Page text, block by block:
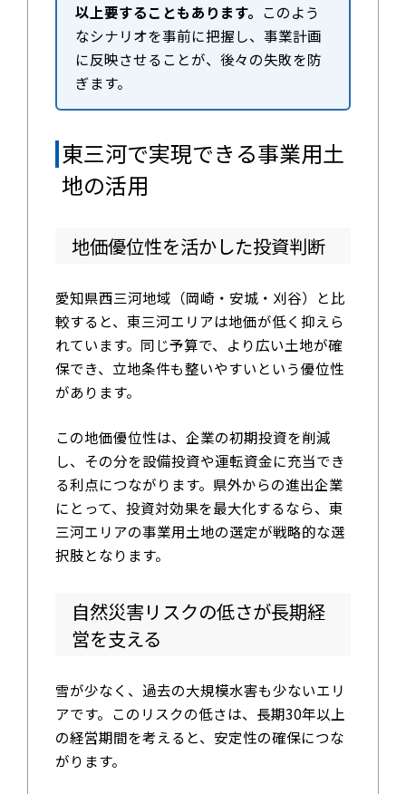
以上要することもあります。 このよう
なシナリオを事前に把握し、事業計画
に反映させることが、後々の失敗を防
ぎます。
東三河で実現できる事業用土
地の活用
地価優位性を活かした投資判断
愛知県西三河地域（岡崎・安城・刈谷）と比
較すると、東三河エリアは地価が低く抑えら
れています。同じ予算で、より広い土地が確
保でき、立地条件も整いやすいという優位性
があります。
この地価優位性は、企業の初期投資を削減
し、その分を設備投資や運転資金に充当でき
る利点につながります。県外からの進出企業
にとって、投資対効果を最大化するなら、東
三河エリアの事業用土地の選定が戦略的な選
択肢となります。
自然災害リスクの低さが長期経
営を支える
雪が少なく、過去の大規模水害も少ないエリ
アです。このリスクの低さは、長期30年以上
の経営期間を考えると、安定性の確保につな
がります。